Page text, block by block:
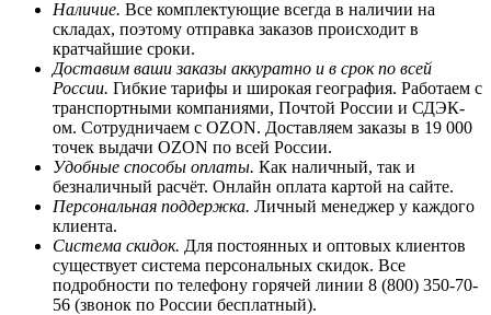
Наличие. Все комплектующие всегда в наличии на
складах, поэтому отправка заказов происходит в
кратчайшие сроки.
Доставим ваши заказы аккуратно и в срок по всей
России. Гибкие тарифы и широкая география. Работаем с
транспортными компаниями, Почтой России и СДЭК-
ом. Сотрудничаем с OZON. Доставляем заказы в 19 000
точек выдачи OZON по всей России.
Удобные способы оплаты. Как наличный, так и
безналичный расчёт. Онлайн оплата картой на сайте.
Персональная поддержка. Личный менеджер у каждого
клиента.
Система скидок. Для постоянных и оптовых клиентов
существует система персональных скидок. Все
подробности по телефону горячей линии 8 (800) 350-70-
56 (звонок по России бесплатный).